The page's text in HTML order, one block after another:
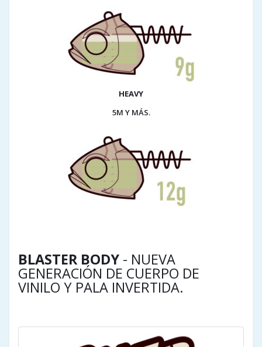
HEAVY
5M Y MÁS.
BLASTER BODY - NUEVA
GENERACIÓN DE CUERPO DE
VINILO Y PALA INVERTIDA.